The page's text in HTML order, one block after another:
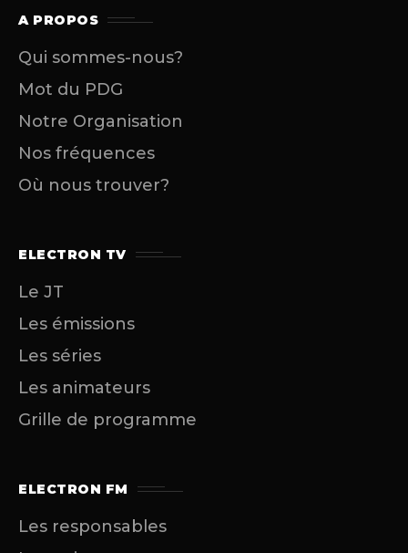
A PROPOS
Qui sommes-nous?
Mot du PDG
Notre Organisation
Nos fréquences
Où nous trouver?
ELECTRON TV
Le JT
Les émissions
Les séries
Les animateurs
Grille de programme
ELECTRON FM
Les responsables